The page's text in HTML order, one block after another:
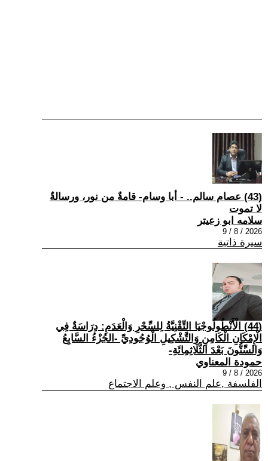
(43) عصام سالم.. - أبا وسام- قامةٌ من نور، ورسالةٌ
لا تموت
سلامه ابو زعيتر
2026 / 8 / 9
سيرة ذاتية
(44) الْأَنْطُولُوجْيَا التِّقْنِيَّةُ لِلسِّحْرِ وَالْعَدَمِ: دِرَاسَةٌ فِي
الْإِمْكَانِ الْكَامِنِ وَالتَّشْكِيلِ الْوُجُودِيِّ -الجُزْءُ السَّابِعُ
وَالسِّتُّونَ بَعْدَ الثَّلَاثِمِائَةِ-
حمودة المعناوي
2026 / 8 / 9
الفلسفة ,علم النفس , وعلم الاجتماع